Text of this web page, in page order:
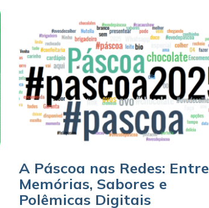
A Páscoa nas Redes: Entre
Memórias, Sabores e
Polêmicas Digitais